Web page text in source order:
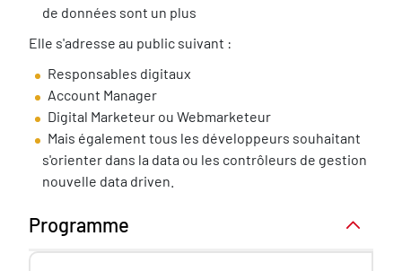
de données sont un plus
Elle s'adresse au public suivant :
Responsables digitaux
Account Manager
Digital Marketeur ou Webmarketeur
Mais également tous les développeurs souhaitant
s'orienter dans la data ou les contrôleurs de gestion
nouvelle data driven.
Programme